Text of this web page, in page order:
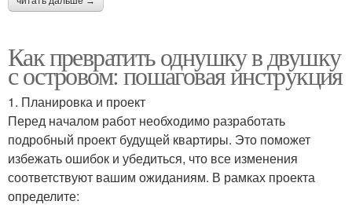
Как превратить однушку в двушку
с островом: пошаговая инструкция
1. Планировка и проект
Перед началом работ необходимо разработать
подробный проект будущей квартиры. Это поможет
избежать ошибок и убедиться, что все изменения
соответствуют вашим ожиданиям. В рамках проекта
определите: